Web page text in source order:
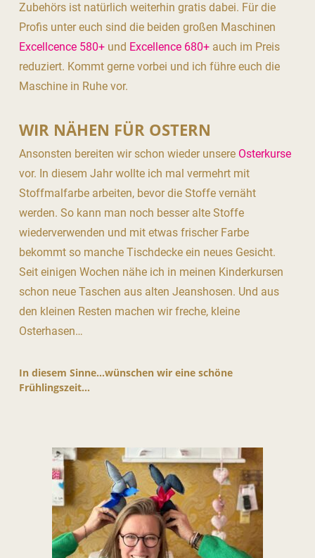
Zubehörs ist natürlich weiterhin gratis dabei. Für die
Profis unter euch sind die beiden großen Maschinen
Excellcence 580+und Excellence 680+auch im Preis
reduziert. Kommt gerne vorbei und ich führe euch die
Maschine in Ruhe vor.
WIR NÄHEN FÜR OSTERN
Ansonsten bereiten wir schon wieder unsere Osterkurse
vor. In diesem Jahr wollte ich mal vermehrt mit
Stoffmalfarbe arbeiten, bevor die Stoffe vernäht
werden. So kann man noch besser alte Stoffe
wiederverwenden und mit etwas frischer Farbe
bekommt so manche Tischdecke ein neues Gesicht.
Seit einigen Wochen nähe ich in meinen Kinderkursen
schon neue Taschen aus alten Jeanshosen. Und aus
den kleinen Resten machen wir freche, kleine
Osterhasen…
In diesem Sinne…wünschen wir eine schöne
Frühlingszeit…